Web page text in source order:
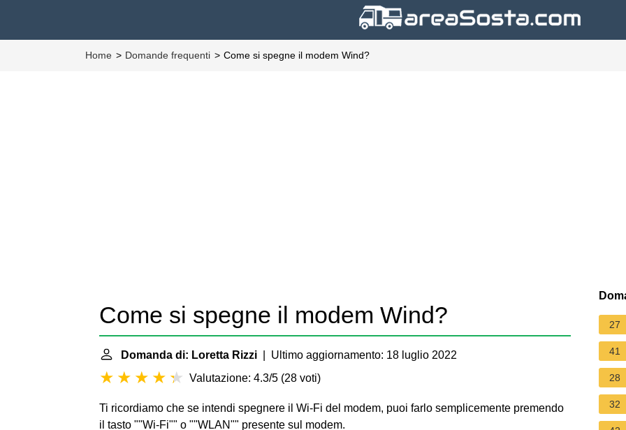
Home Domande frequenti Come si spegne il modem Wind?
Come si spegne il modem Wind?
Domanda di: Loretta Rizzi | Ultimo aggiornamento: 18 luglio 2022
Valutazione: 4.3/5 (28 voti)
Ti ricordiamo che se intendi spegnere il Wi-Fi del modem, puoi farlo semplicemente premendo
il tasto ""Wi-Fi"" o ""WLAN"" presente sul modem.
27
41
28
32